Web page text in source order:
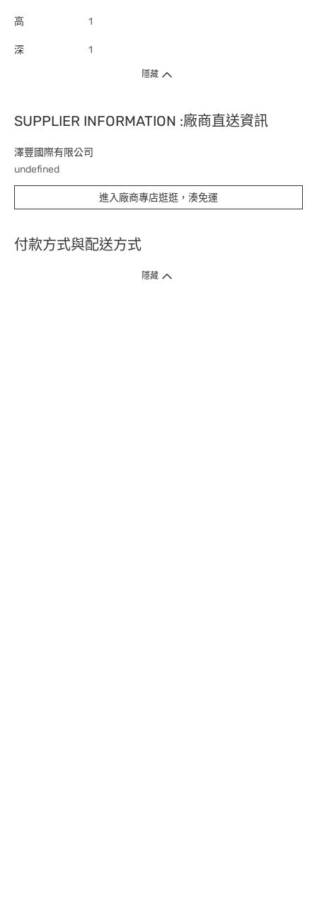
高 1
深 1
隱藏
SUPPLIER INFORMATION :廠商直送資訊
澤豐國際有限公司
undefined
進入廠商專店逛逛，湊免運
付款方式與配送方式
隱藏